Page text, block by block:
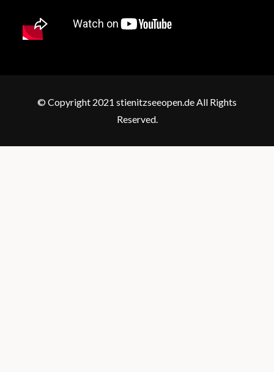
© Copyright 2021 stienitzseeopen.de All Rights
Reserved.